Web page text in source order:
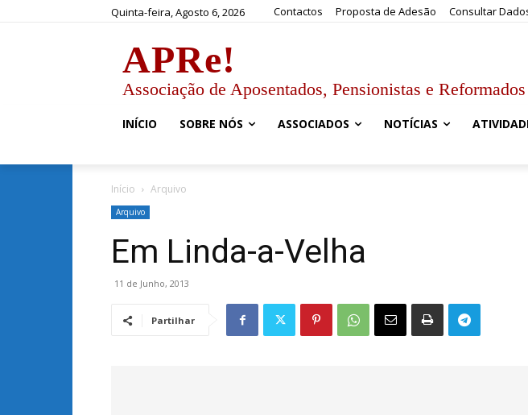
Quinta-feira, Agosto 6, 2026 Contactos Proposta de Adesão Consultar
APRe!
Associação de Aposentados, Pensionistas e Reformados
INÍCIO SOBRE NÓS ASSOCIADOS NOTÍCIAS
Início Arquivo
Arquivo
Em Linda-a-Velha
11 de Junho, 2013
Partilhar